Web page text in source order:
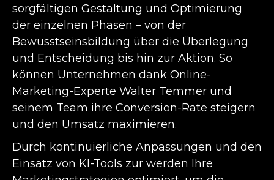
sorgfältigen Gestaltung und Optimierung
der einzelnen Phasen – von der
Bewusstseinsbildung über die Überlegung
und Entscheidung bis hin zur Aktion. So
können Unternehmen dank Online-
Marketing-Experte Walter Temmer und
seinem Team ihre Conversion-Rate steigern
und den Umsatz maximieren.
Durch kontinuierliche Anpassungen und den
Einsatz von KI-Tools zur werden Ihre